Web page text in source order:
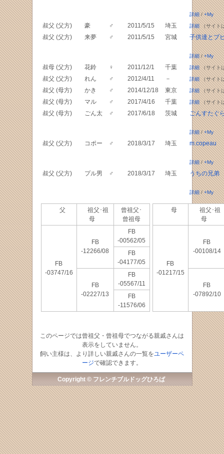
詳細/+My
叔父 (父方) 豪 ♂ 2011/5/15 埼玉 詳細（サイト
叔父 (父方) 来夢 ♂ 2011/5/15 宮城 子供達とブ
詳細/+My
叔母 (父方) 花鈴 ♀ 2011/12/1 千葉 詳細（サイト
叔父 (父方) れん ♂ 2012/4/11 － 詳細（サイト
叔父 (母方) かき ♂ 2014/12/18 東京 詳細（サイト
叔父 (母方) マル ♂ 2017/4/16 千葉 詳細（サイト
叔父 (母方) ごん太 ♂ 2017/6/18 茨城 ごんすたぐ
詳細/+My
叔父 (父方) コポー ♂ 2018/3/17 埼玉 m.copeau
詳細/+My
叔父 (父方) プル男 ♂ 2018/3/17 埼玉 うちの兄弟
詳細/+My
父
祖父･祖
母
曾祖父･
曾祖母
FB
-03747/16
FB
-12266/08
FB
-00562/05
FB
-04177/05
FB
-02227/13
FB
-05567/11
FB
-11576/06
母
祖父･祖
母
FB
-01217/15
FB
-00108/14
FB
-07892/10
このページでは曾祖父・曾祖母でつながる親戚さんは
表示をしていません。
飼い主様は、より詳しい親戚さんの一覧をユーザーペ
ージで確認できます。
Copyright © フレンチブルドッグひろば